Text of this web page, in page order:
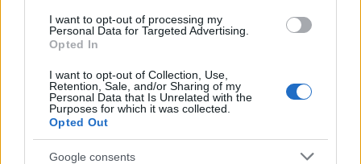
consent section.
I want to opt-out of processing my
Personal Data for Targeted Advertising.
Opted In
I want to opt-out of Collection, Use,
Retention, Sale, and/or Sharing of my
Personal Data that Is Unrelated with the
Purposes for which it was collected.
Opted Out
Google consents
FRASI
Frasi celebri
Frasi da condividere
Poesie